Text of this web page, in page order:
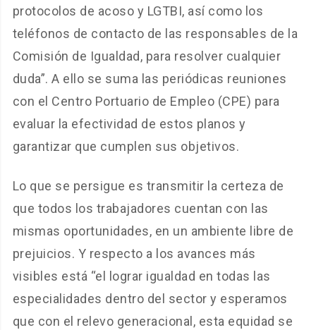
protocolos de acoso y LGTBI, así como los
teléfonos de contacto de las responsables de la
Comisión de Igualdad, para resolver cualquier
duda”. A ello se suma las periódicas reuniones
con el Centro Portuario de Empleo (CPE) para
evaluar la efectividad de estos planos y
garantizar que cumplen sus objetivos.
Lo que se persigue es transmitir la certeza de
que todos los trabajadores cuentan con las
mismas oportunidades, en un ambiente libre de
prejuicios. Y respecto a los avances más
visibles está “el lograr igualdad en todas las
especialidades dentro del sector y esperamos
que con el relevo generacional, esta equidad se